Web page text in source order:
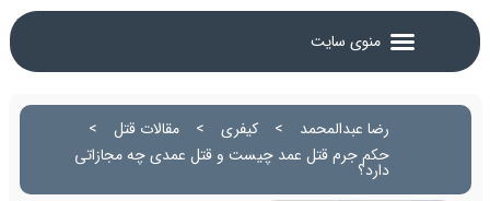
رضا عبدالمحمد > کیفری > مقالات قتل
>
حکم جرم قتل عمد چیست و قتل عمدی چه مجازاتی
دارد؟